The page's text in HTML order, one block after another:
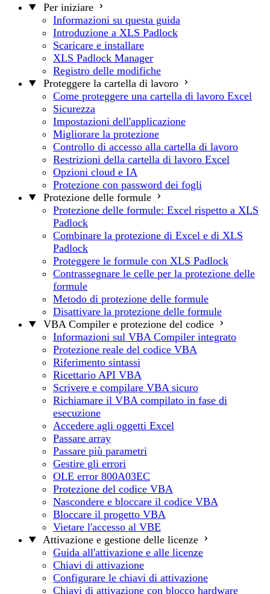
Per iniziare
Informazioni su questa guida
Introduzione a XLS Padlock
Scaricare e installare
XLS Padlock Manager
Registro delle modifiche
Proteggere la cartella di lavoro
Come proteggere una cartella di lavoro Excel
Sicurezza
Impostazioni dell'applicazione
Migliorare la protezione
Controllo di accesso alla cartella di lavoro
Restrizioni della cartella di lavoro Excel
Opzioni cloud e IA
Protezione con password dei fogli
Protezione delle formule
Protezione delle formule: Excel rispetto a XLS
Padlock
Combinare la protezione di Excel e di XLS
Padlock
Proteggere le formule con XLS Padlock
Contrassegnare le celle per la protezione delle
formule
Metodo di protezione delle formule
Disattivare la protezione delle formule
VBA Compiler e protezione del codice
Informazioni sul VBA Compiler integrato
Protezione reale del codice VBA
Riferimento sintassi
Ricettario API VBA
Scrivere e compilare VBA sicuro
Richiamare il VBA compilato in fase di
esecuzione
Accedere agli oggetti Excel
Passare array
Passare più parametri
Gestire gli errori
OLE error 800A03EC
Protezione del codice VBA
Nascondere e bloccare il codice VBA
Bloccare il progetto VBA
Vietare l'accesso al VBE
Attivazione e gestione delle licenze
Guida all'attivazione e alle licenze
Chiavi di attivazione
Configurare le chiavi di attivazione
Chiavi di attivazione con blocco hardware